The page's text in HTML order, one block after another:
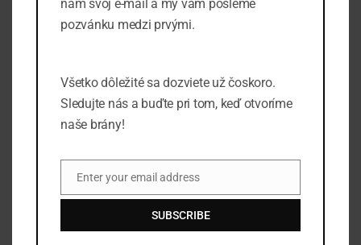
At vero eos et accusam et justo duo dolores et ea
rebum. Stet clita kasd gubergren, no sea takimata
sanctus est Lorem ipsum dolor sit amet. Lorem ipsum
nám svoj e-mail a my vám pošleme
pozvánku medzi prvými.
Všetko dôležité sa dozviete už čoskoro.
Sledujte nás a buďte pri tom, keď otvoríme
naše brány!
EmailEnter your email address
SUBSCRIBE